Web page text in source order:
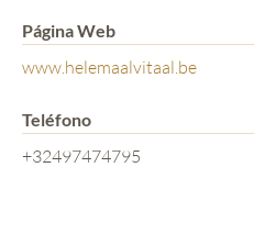
Página Web
www.helemaalvitaal.be
Teléfono
+32497474795